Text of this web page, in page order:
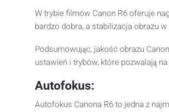
W trybie filmów Canon R6 oferuje
bardzo dobra, a stabilizacja obrazu
Podsumowując, jakość obrazu
ustawień i trybów, które pozwalają
Autofokus:
Autofokus Canona R6 to jedna z